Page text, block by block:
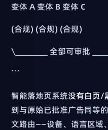
变体 A 变体 B 变体 C
(合规) (合规) (合规)
\________ 全部可审批
```
智能落地页系统没有白页/
到与原始已批准广告同等
文路由——设备、语言区域